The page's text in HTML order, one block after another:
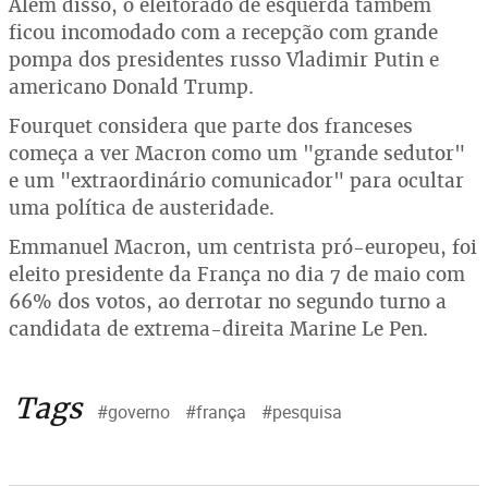
ficou incomodado com a recepção com grande
pompa dos presidentes russo Vladimir Putin e
americano Donald Trump.
Fourquet considera que parte dos franceses
começa a ver Macron como um "grande sedutor"
e um "extraordinário comunicador" para ocultar
uma política de austeridade.
Emmanuel Macron, um centrista pró-europeu, foi
eleito presidente da França no dia 7 de maio com
66% dos votos, ao derrotar no segundo turno a
candidata de extrema-direita Marine Le Pen.
Tags #governo #frança #pesquisa